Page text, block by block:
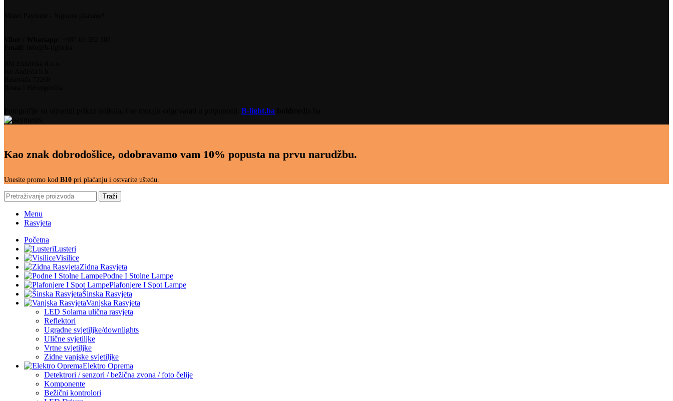
B-light.ba
Kao znak dobrodošlice, odobravamo vam 10% popusta na prvu narudžbu.
Unesite promo kod B10 pri plaćanju i ostvarite uštedu.
Traži
Menu
Rasvjeta
Početna
Lusteri
Visilice
Zidna Rasvjeta
Podne I Stolne Lampe
Plafonjere I Spot Lampe
Šinska Rasvjeta
Vanjska Rasvjeta
LED Solarna ulična rasvjeta
Reflektori
Ugradne svjetiljke/downlights
Ulične svjetiljke
Vrtne svjetiljke
Zidne vanjske svjetiljke
Elektro Oprema
Detektrori / senzori / bežična zvona / foto čelije
Komponente
Bežični kontrolori